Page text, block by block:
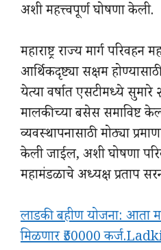
अशी महत्त्वपूर्ण घोषणा केली.
महाराष्ट्र राज्य मार्ग
आर्थिकदृष्ट्या सक्षम
येत्या वर्षात एसटीमध्ये
मालकीच्या बसेस समाविष्ट
व्यवस्थापनासाठी मोठ्या
केली जाईल, अशी घोषणा
महामंडळाचे अध्यक्ष प्रताप
लाडकी बहीण योजना: आता
मिळणार ₹50000